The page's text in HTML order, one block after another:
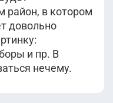
район, в котором
довольно
и пр. В
нечему.